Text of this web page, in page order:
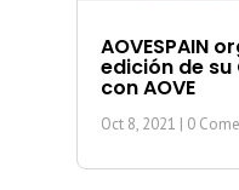
AOVESPAIN
edición de
con AOVE
Oct 8, 2021 | 0